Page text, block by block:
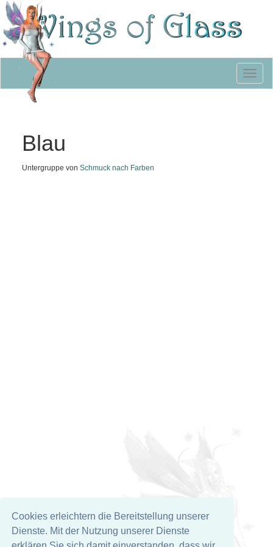
Cookies erleichtern die Bereitstellung unserer
Dienste. Mit der Nutzung unserer Dienste
Blau
Untergruppe von Schmuck nach Farben